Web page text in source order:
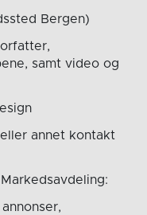
Bergen)
samt video og
annet kontakt
annonser,